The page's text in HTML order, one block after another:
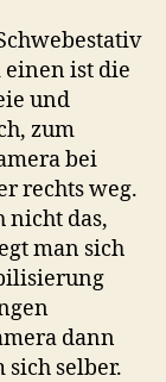
ist die
und
zum
bei
rechts weg.
nicht das,
man sich
dann
selber.